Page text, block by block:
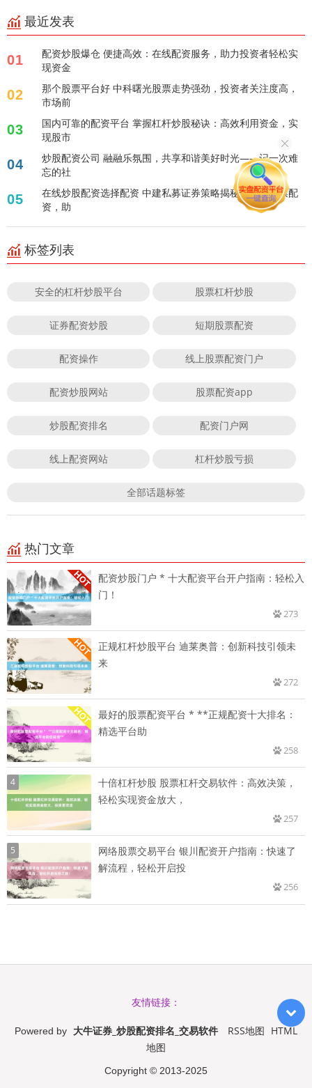
最近发表
01
配资炒股爆仓 便捷高效：在线配资服务，助力投资者轻松实
现资金
02
那个股票平台好 中科曙光股票走势强劲，投资者关注度高，
市场前
03
国内可靠的配资平台 掌握杠杆炒股秘诀：高效利用资金，实
现股市
04
炒股配资公司 融融乐氛围，共享和谐美好时光——记一次难
忘的社
05
在线炒股配资选择配资 中建私募证券策略揭秘：中策股票配
资，助
标签列表
安全的杠杆炒股平台 股票杠杆炒股
证券配资炒股 短期股票配资
配资操作 线上股票配资门户
配资炒股网站 股票配资app
炒股配资排名 配资门户网
线上配资网站 杠杆炒股亏损
全部话题标签
热门文章
配资炒股门户 * 十大配资平台开户指南：轻松入
门！
273
正规杠杆炒股平台 迪莱奥普：创新科技引领未
来
272
最好的股票配资平台 * **正规配资十大排名：
精选平台助
258
4
十倍杠杆炒股 股票杠杆交易软件：高效决策，
轻松实现资金放大，
257
5
网络股票交易平台 银川配资开户指南：快速了
解流程，轻松开启投
256
友情链接：
Powered by 大牛证券_炒股配资排名_交易软件 RSS地图 HTML
地图
Copyright © 2013-2025